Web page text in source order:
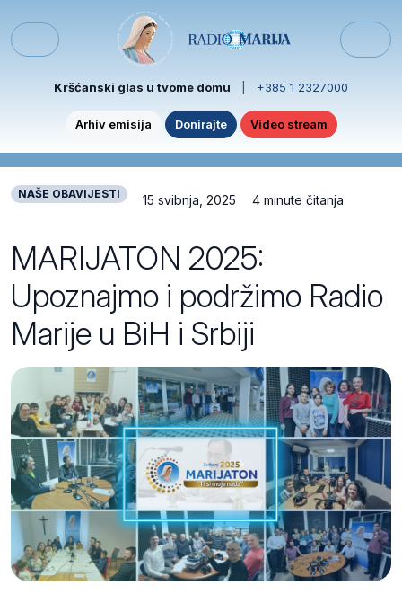
Menu
Kršćanski glas u tvome domu +385 1 2327000
Arhiv emisija Donirajte Video stream
NAŠE OBAVIJESTI 15 svibnja, 2025 4 minute čitanja
MARIJATON 2025:
Upoznajmo i podržimo Radio
Marije u BiH i Srbiji